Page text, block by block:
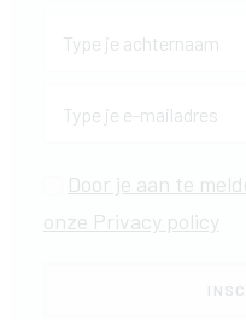
Door je aan te
onze Privacy policy